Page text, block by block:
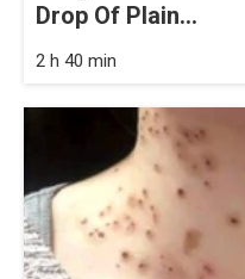
Drop Of Plain...
2 h 40 min